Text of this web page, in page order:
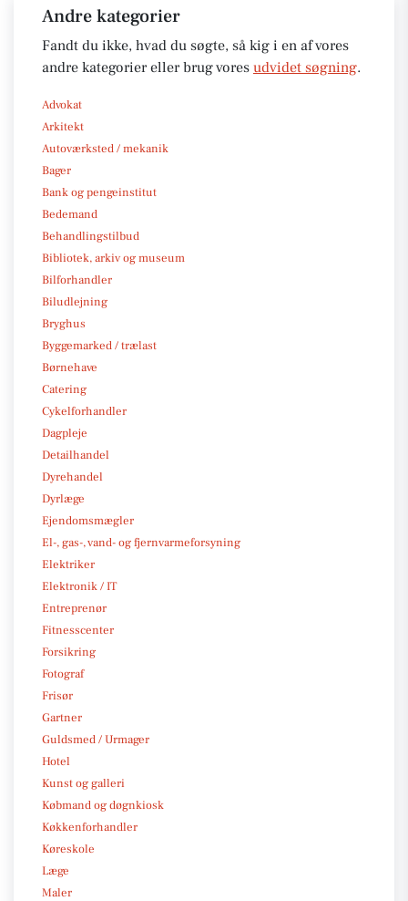
Andre kategorier
Fandt du ikke, hvad du søgte, så kig i en af vores
andre kategorier eller brug vores udvidet søgning.
Advokat
Arkitekt
Autoværksted / mekanik
Bager
Bank og pengeinstitut
Bedemand
Behandlingstilbud
Bibliotek, arkiv og museum
Bilforhandler
Biludlejning
Bryghus
Byggemarked / trælast
Børnehave
Catering
Cykelforhandler
Dagpleje
Detailhandel
Dyrehandel
Dyrlæge
Ejendomsmægler
El-, gas-, vand- og fjernvarmeforsyning
Elektriker
Elektronik / IT
Entreprenør
Fitnesscenter
Forsikring
Fotograf
Frisør
Gartner
Guldsmed / Urmager
Hotel
Kunst og galleri
Købmand og døgnkiosk
Køkkenforhandler
Køreskole
Læge
Maler